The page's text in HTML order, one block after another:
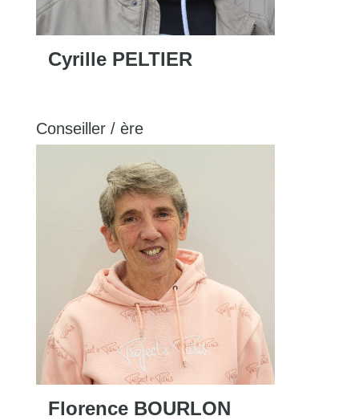
Cyrille PELTIER
Conseiller / ère
Florence BOURLON